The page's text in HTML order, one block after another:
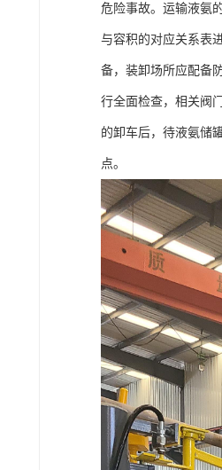
危险事故。运输液氨
与容积的对应关系表
备，装卸场所应配备
行全面检查，相关阀
的卸车后，待液氨储
点。